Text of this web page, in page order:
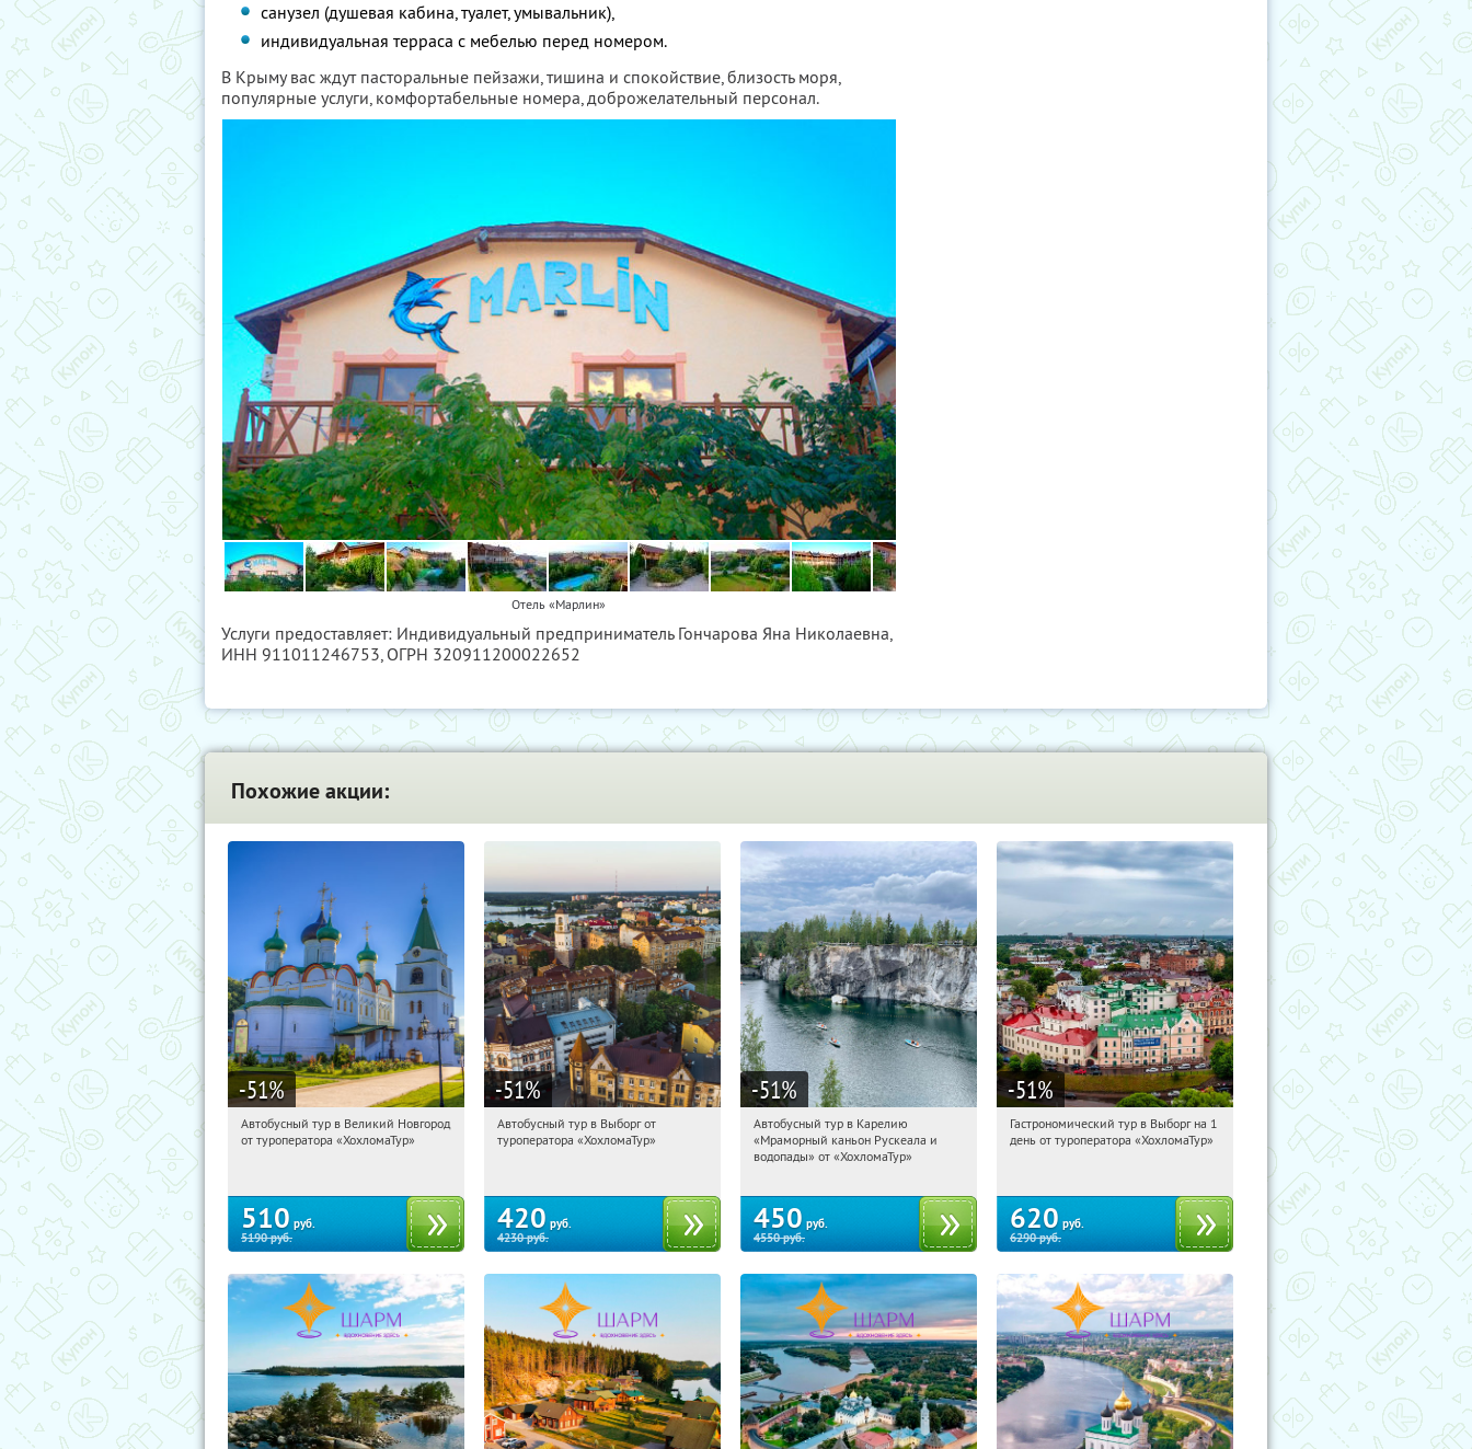
санузел (душевая кабина, туалет, умывальник),
индивидуальная терраса с мебелью перед номером.
В Крыму вас ждут пасторальные пейзажи, тишина и спокойствие, близость моря,
популярные услуги, комфортабельные номера, доброжелательный персонал.
Отель «Марлин»
Услуги предоставляет: Индивидуальный предприниматель Гончарова Яна Николаевна,
ИНН 911011246753, ОГРН 320911200022652
Похожие акции:
-51%
00:12:30 Купили:2
Автобусный тур в Великий Новгород
от туроператора «ХохломаТур»
510 руб.
5190руб.
-51%
00:12:30 Купили:
Автобусный тур в Выборг от
туроператора «ХохломаТур»
420 руб.
4230руб.
-51%
00:12:30 Купили:
Сенная площадь
Автобусный тур в Карелию
«Мраморный каньон Рускеала и
водопады» от «ХохломаТур»
450 руб.
4550руб.
-51%
00:12:30 Купили:5
Гастрономический тур в Выборг на 1
день от туроператора «ХохломаТур»
620 руб.
6290руб.